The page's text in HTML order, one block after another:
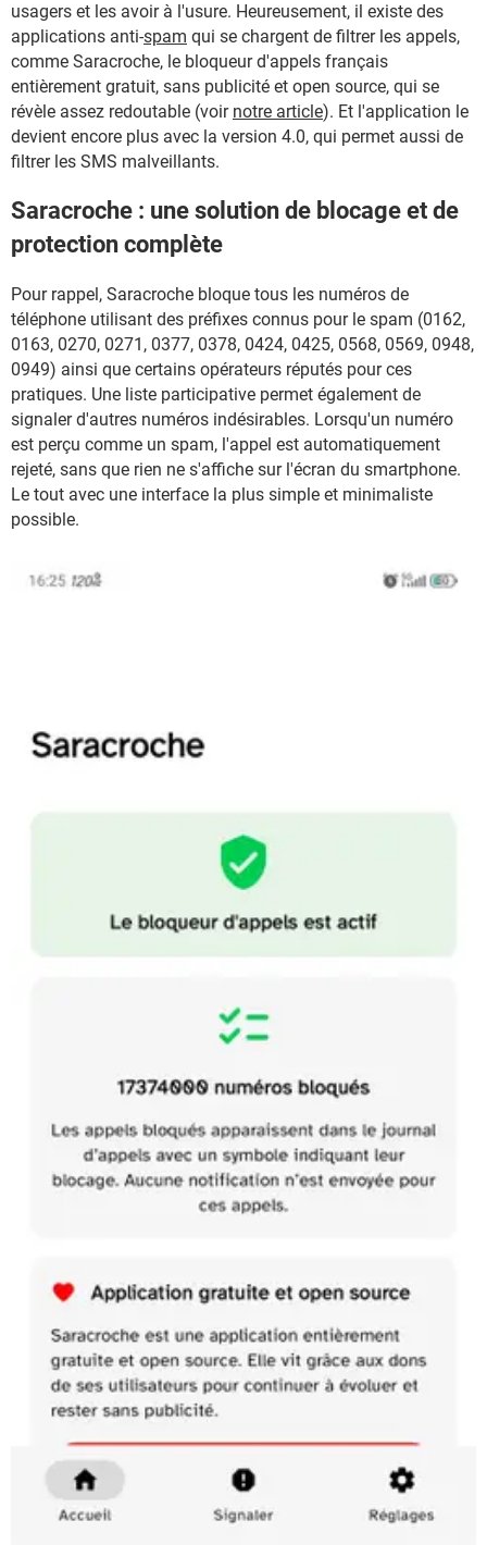
usagers et les avoir à l'usure. Heureusement, il existe des
applications anti-spam qui se chargent de filtrer les appels,
comme Saracroche, le bloqueur d'appels français
entièrement gratuit, sans publicité et open source, qui se
révèle assez redoutable (voir notre article). Et l'application le
devient encore plus avec la version 4.0, qui permet aussi de
filtrer les SMS malveillants.
Saracroche : une solution de blocage et de
protection complète
Pour rappel, Saracroche bloque tous les numéros de
téléphone utilisant des préfixes connus pour le spam (0162,
0163, 0270, 0271, 0377, 0378, 0424, 0425, 0568, 0569, 0948,
0949) ainsi que certains opérateurs réputés pour ces
pratiques. Une liste participative permet également de
signaler d'autres numéros indésirables. Lorsqu'un numéro
est perçu comme un spam, l'appel est automatiquement
rejeté, sans que rien ne s'affiche sur l'écran du smartphone.
Le tout avec une interface la plus simple et minimaliste
possible.